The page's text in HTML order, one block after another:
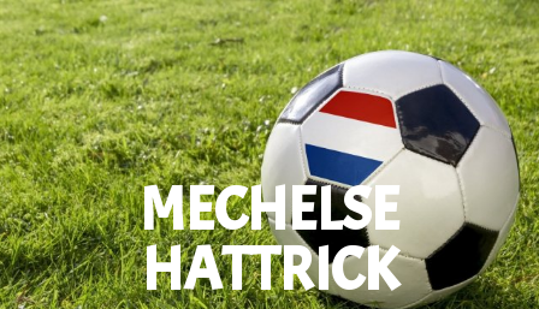
MECHELSE
HATTRICK